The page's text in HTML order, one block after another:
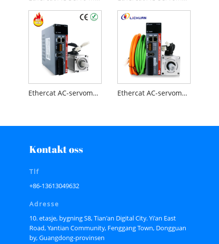
Ethercat AC-servomotor 400W 3000rpm 1,27nm A-sett Ethercat AC-servomotor 750W 3000rpm 2,39nm A-sett
Kontakt oss
Tlf
+86-13613049632
Adresse
10. etasje, bygning S8, Tian'an Digital City. Yi'an East
Road, Yantian Community, Fenggang Town, Dongguan
by, Guangdong-provinsen